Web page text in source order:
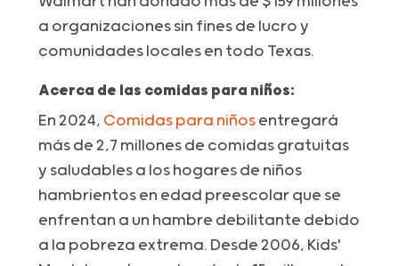
a organizaciones sin fines de lucro y
comunidades locales en todo Texas.
Acerca de las comidas para niños:
En 2024, Comidas para niños entregará
más de 2,7 millones de comidas gratuitas
y saludables a los hogares de niños
hambrientos en edad preescolar que se
enfrentan a un hambre debilitante debido
a la pobreza extrema. Desde 2006, Kids'